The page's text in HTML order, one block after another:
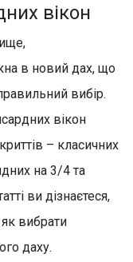
вікон
в новий дах, що
вибір.
вікон
– класичних
на 3/4 та
ви дізнаєтеся,
вибрати
даху.